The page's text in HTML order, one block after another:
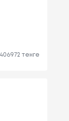
тенге